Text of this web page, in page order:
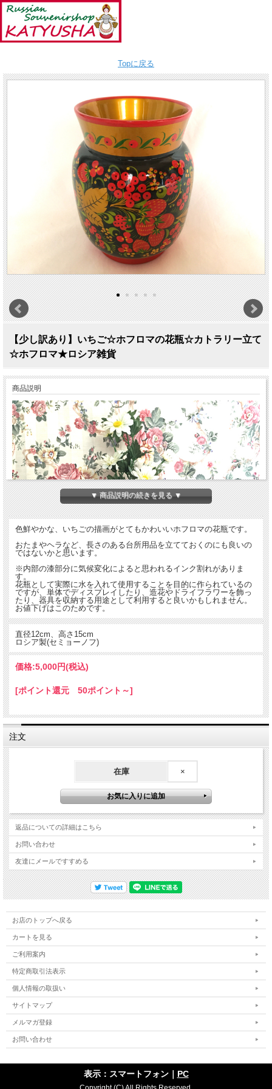
Topに戻る
【少し訳あり】いちご☆ホフロマの花瓶☆カトラリー立て
☆ホフロマ★ロシア雑貨
商品説明
▼ 商品説明の続きを見る ▼
色鮮やかな、いちごの描画がとてもかわいいホフロマの花瓶です。
おたまやヘラなど、長さのある台所用品を立てておくのにも良いの
ではないかと思います。
※内部の漆部分に気候変化によると思われるインク割れがありま
す。
花瓶として実際に水を入れて使用することを目的に作られているの
ですが、単体でディスプレイしたり、造花やドライフラワーを飾っ
たり、器具を収納する用途として利用すると良いかもしれません。
お値下げはこのためです。
直径12cm、高さ15cm
ロシア製(セミョーノフ)
価格:5,000円(税込)
[ポイント還元 50ポイント～]
注文
在庫 ×
返品についての詳細はこちら
お問い合わせ
友達にメールですすめる
お店のトップへ戻る
カートを見る
ご利用案内
特定商取引法表示
個人情報の取扱い
サイトマップ
メルマガ登録
お問い合わせ
表示：スマートフォン｜ PC